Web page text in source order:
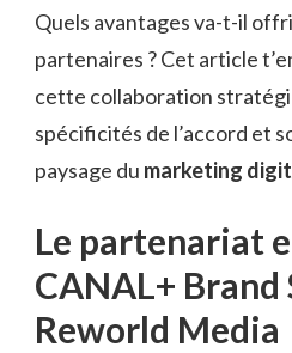
Quels avantages va-t-il
partenaires ? Cet article
cette collaboration
spécificités de l’accord et
paysage du marketing
Le partenariat
CANAL+
Reworld Media